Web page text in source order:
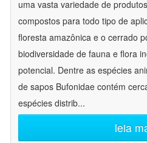
uma vasta variedade de
compostos para todo tipo de
floresta amazônica e o cerrado
biodiversidade de fauna e flora
potencial. Dentre as espécies
de sapos Bufonidae contém
espécies distrib...
leia